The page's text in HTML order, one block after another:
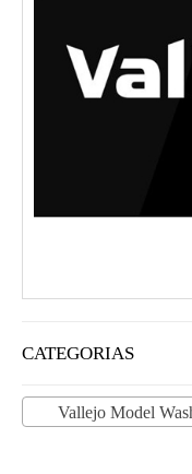
CATEGORIAS
Vallejo Model